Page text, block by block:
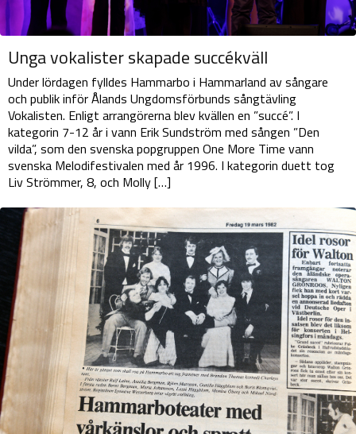
Unga vokalister skapade succékväll
Under lördagen fylldes Hammarbo i Hammarland av sångare
och publik inför Ålands Ungdomsförbunds sångtävling
Vokalisten. Enligt arrangörerna blev kvällen en ”succé”. I
kategorin 7-12 år i vann Erik Sundström med sången ”Den
vilda”, som den svenska popgruppen One More Time vann
svenska Melodifestivalen med år 1996. I kategorin duett tog
Liv Strömmer, 8, och Molly […]